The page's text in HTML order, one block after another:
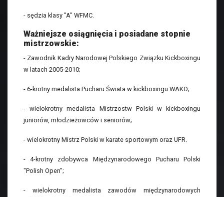
- sędzia klasy "A" WFMC.
Ważniejsze osiągnięcia i posiadane stopnie
mistrzowskie:
- Zawodnik Kadry Narodowej Polskiego Związku Kickboxingu
w latach 2005-2010;
- 6-krotny medalista Pucharu Świata w kickboxingu WAKO;
- wielokrotny medalista Mistrzostw Polski w kickboxingu
juniorów, młodzieżowców i seniorów;
- wielokrotny Mistrz Polski w karate sportowym oraz UFR.
- 4-krotny zdobywca Międzynarodowego Pucharu Polski
"Polish Open";
- wielokrotny medalista zawodów międzynarodowych